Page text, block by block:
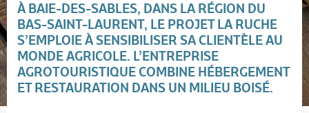
À BAIE-DES-SABLES, DANS LA RÉGION DU
BAS-SAINT-LAURENT, LE PROJET LA RUCHE
S’EMPLOIE À SENSIBILISER SA CLIENTÈLE AU
MONDE AGRICOLE. L’ENTREPRISE
AGROTOURISTIQUE COMBINE HÉBERGEMENT
ET RESTAURATION DANS UN MILIEU BOISÉ.